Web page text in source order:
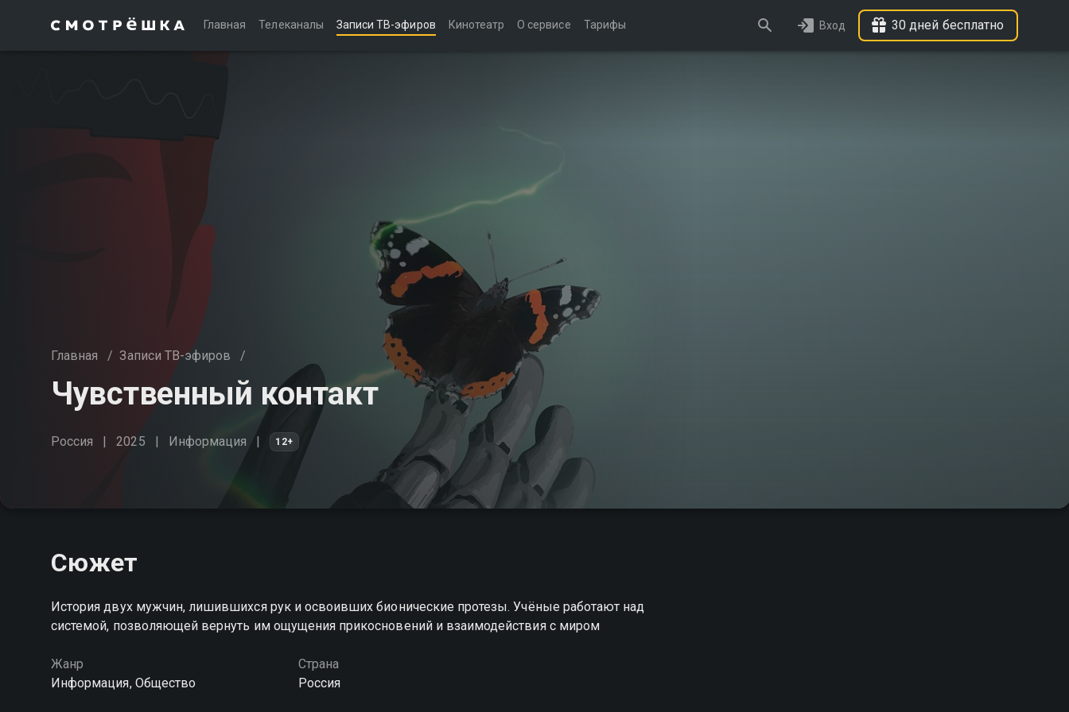
Главная Телеканалы Записи ТВ-эфиров Кинотеатр О сервисе Тарифы Вход 30 дней бесплатно
Главная / Записи ТВ-эфиров /
Чувственный контакт
Россия 2025 Информация 12+
Сюжет
История двух мужчин, лишившихся рук и освоивших бионические протезы. Учёные работают над
системой, позволяющей вернуть им ощущения прикосновений и взаимодействия с миром
Жанр
Информация, Общество
Страна
Россия